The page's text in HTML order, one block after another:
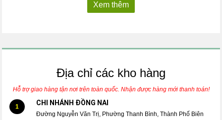
Xem thêm
Địa chỉ các kho hàng
Hỗ trợ giao hàng tận nơi trên toàn quốc. Nhận được hàng mới thanh toán!
1 CHI NHÁNH ĐỒNG NAI
Đường Nguyễn Văn Trị, Phường Thanh Bình, Thành Phố Biên